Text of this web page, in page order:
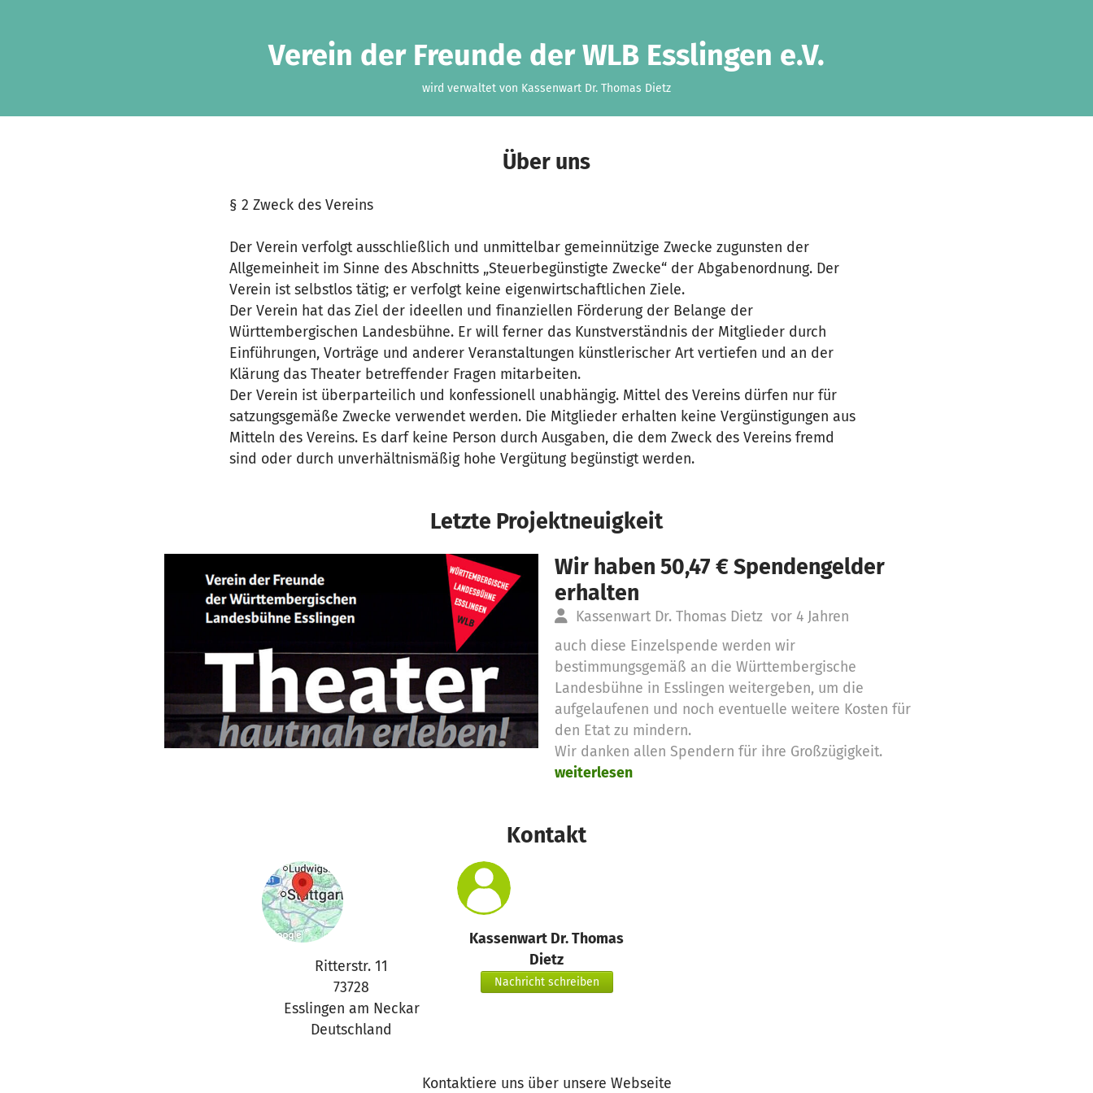
Verein der Freunde der WLB Esslingen e.V.
wird verwaltet von Kassenwart Dr. Thomas Dietz
Über uns
§ 2 Zweck des Vereins
Der Verein verfolgt ausschließlich und unmittelbar gemeinnützige Zwecke zugunsten der
Allgemeinheit im Sinne des Abschnitts „Steuerbegünstigte Zwecke“ der Abgabenordnung. Der
Verein ist selbstlos tätig; er verfolgt keine eigenwirtschaftlichen Ziele.
Der Verein hat das Ziel der ideellen und finanziellen Förderung der Belange der
Württembergischen Landesbühne. Er will ferner das Kunstverständnis der Mitglieder durch
Einführungen, Vorträge und anderer Veranstaltungen künstlerischer Art vertiefen und an der
Klärung das Theater betreffender Fragen mitarbeiten.
Der Verein ist überparteilich und konfessionell unabhängig. Mittel des Vereins dürfen nur für
satzungsgemäße Zwecke verwendet werden. Die Mitglieder erhalten keine Vergünstigungen aus
Mitteln des Vereins. Es darf keine Person durch Ausgaben, die dem Zweck des Vereins fremd
sind oder durch unverhältnismäßig hohe Vergütung begünstigt werden.
Letzte Projektneuigkeit
Wir haben 50,47 € Spendengelder
erhalten
Kassenwart Dr. Thomas Dietz vor 4 Jahren
auch diese Einzelspende werden wir
bestimmungsgemäß an die Württembergische
Landesbühne in Esslingen weitergeben, um die
aufgelaufenen und noch eventuelle weitere Kosten für
den Etat zu mindern.
Wir danken allen Spendern für ihre Großzügigkeit.
weiterlesen
Kontakt
Ritterstr. 11
73728
Esslingen am Neckar
Deutschland
Kassenwart Dr. Thomas
Dietz
Nachricht schreiben
Kontaktiere uns über unsere Webseite